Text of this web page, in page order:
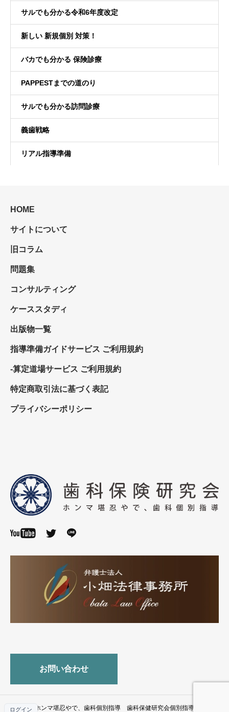
ログイン
サルでも分かる令和6年度改定
新しい 新規個別 対策！
バカでも分かる 保険診療
PAPPESTまでの道のり
サルでも分かる訪問診療
義歯戦略
リアル指導準備
HOME
サイトについて
旧コラム
問題集
コンサルティング
ケーススタディ
出版物一覧
指導準備ガイドサービス ご利用規約
-算定道場サービス ご利用規約
特定商取引法に基づく表記
プライバシーポリシー
お問い合わせ
© ホンマ堪忍やで、歯科個別指導 歯科保健研究会個別指導部